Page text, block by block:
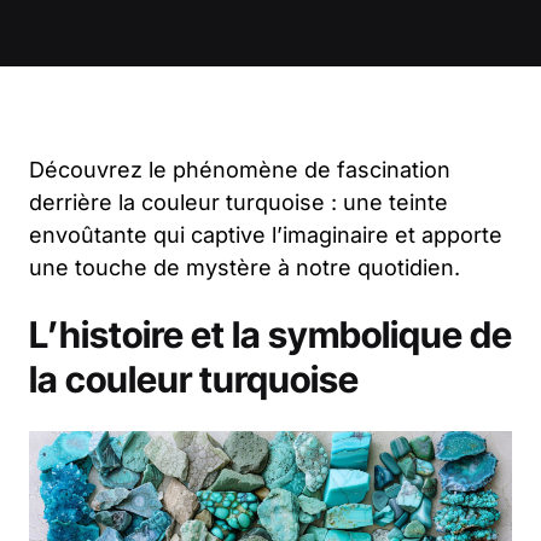
Découvrez le phénomène de fascination
derrière la couleur turquoise : une teinte
envoûtante qui captive l’imaginaire et apporte
une touche de mystère à notre quotidien.
L’histoire et la symbolique de
la couleur turquoise